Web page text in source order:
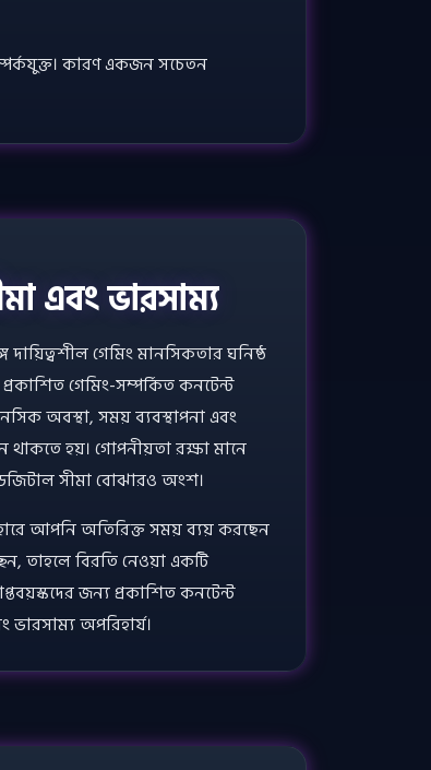
কারণ একজন সচেতন
এবং ভারসাম্য
গেমিং মানসিকতার ঘনিষ্ঠ
গেমিং-সম্পর্কিত কনটেন্ট
অবস্থা, সময় ব্যবস্থাপনা এবং
থাকতে হয়। গোপনীয়তা রক্ষা মানে
সীমা বোঝারও অংশ।
আপনি অতিরিক্ত সময় ব্যয় করছেন
তাহলে বিরতি নেওয়া একটি
জন্য প্রকাশিত কনটেন্ট
অপরিহার্য।